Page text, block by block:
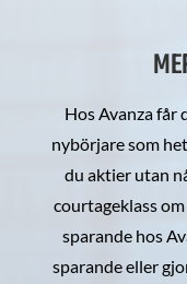
Hos Avanza får
nybörjare som
du aktier utan
courtageklass
sparande hos
sparande eller